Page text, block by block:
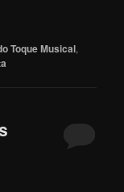
Toque Musical,